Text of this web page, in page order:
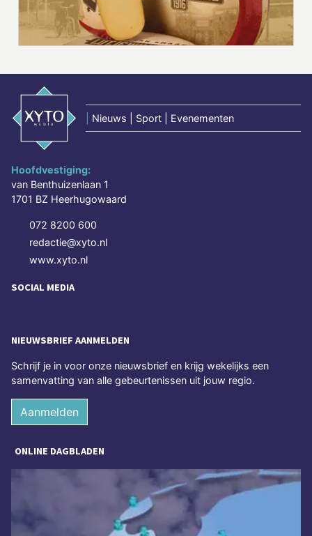
Nieuws | Sport | Evenementen
Hoofdvestiging:
van Benthuizenlaan 1
1701 BZ Heerhugowaard
072 8200 600
redactie@xyto.nl
www.xyto.nl
SOCIAL MEDIA
NIEUWSBRIEF AANMELDEN
Schrijf je in voor onze nieuwsbrief en krijg wekelijks een
samenvatting van alle gebeurtenissen uit jouw regio.
Aanmelden
ONLINE DAGBLADEN